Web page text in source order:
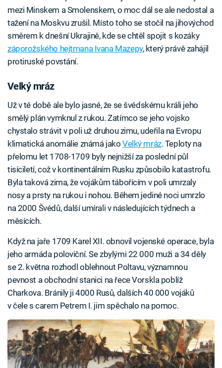
mezi Minskem a Smolenskem, o moc dál se ale nedostal a
tažení na Moskvu zrušil. Místo toho se stočil na jihovýchod
směrem k dnešní Ukrajině, kde se chtěl spojit s kozáky
záporožského hejtmana Ivana Mazepy, který právě zahájil
protiruské povstání.
Velký mráz
Už v té době ale bylo jasné, že se švédskému králi jeho
smělý plán vymknul z rukou. Zatímco se jeho vojsko
chystalo strávit v poli už druhou zimu, udeřila na Evropu
klimatická anomálie známá jako Velký mráz. Teploty na
přelomu let 1708-1709 byly nejnižší za poslední půl
tisíciletí, což v kontinentálním Rusku způsobilo katastrofu.
Byla taková zima, že vojákům tábořícím v poli umrzaly
nosy a prsty na rukou i nohou. Během jediné noci umrzlo
na 2000 Švédů, další umírali v následujících týdnech a
měsících.
Když na jaře 1709 Karel XII. obnovil vojenské operace, byla
jeho armáda poloviční. Se zbylými 22 000 muži a 34 děly
se 2. května rozhodl oblehnout Poltavu, významnou
pevnost a obchodní stanici na řece Vorskla poblíž
Charkova. Bránily ji 4000 Rusů, dalších 40 000 vojáků
v čele s carem Petrem I. jim spěchalo na pomoc.